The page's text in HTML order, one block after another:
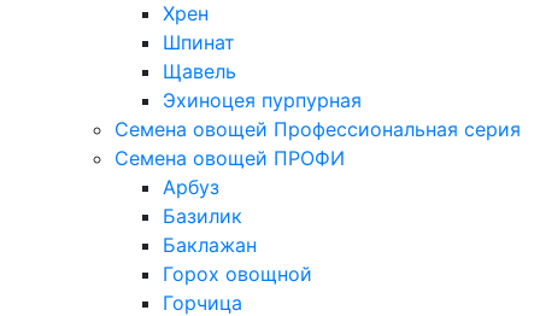
Хрен
Шпинат
Щавель
Эхиноцея пурпурная
Семена овощей Профессиональная серия
Семена овощей ПРОФИ
Арбуз
Базилик
Баклажан
Горох овощной
Горчица